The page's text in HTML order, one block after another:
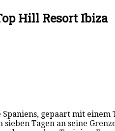
Hill Resort Ibiza
gepaart mit
Tagen an seine